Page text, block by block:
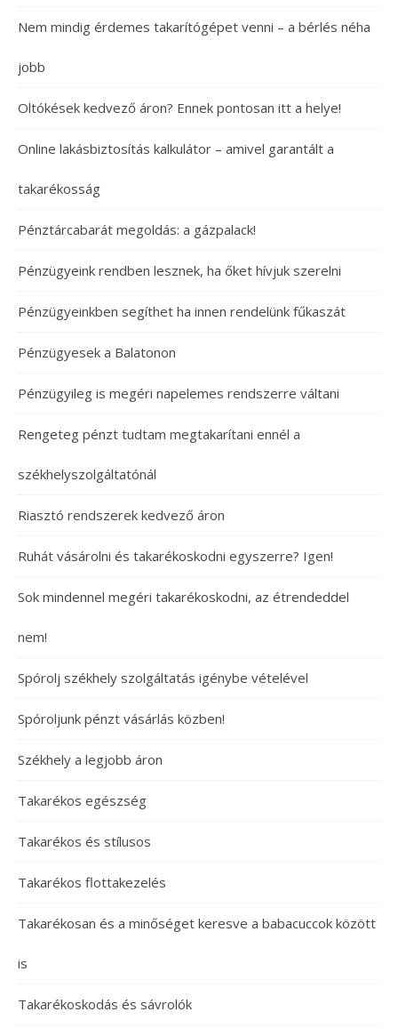
Nem mindig érdemes takarítógépet venni – a bérlés néha
jobb
Oltókések kedvező áron? Ennek pontosan itt a helye!
Online lakásbiztosítás kalkulátor – amivel garantált a
takarékosság
Pénztárcabarát megoldás: a gázpalack!
Pénzügyeink rendben lesznek, ha őket hívjuk szerelni
Pénzügyeinkben segíthet ha innen rendelünk fűkaszát
Pénzügyesek a Balatonon
Pénzügyileg is megéri napelemes rendszerre váltani
Rengeteg pénzt tudtam megtakarítani ennél a
székhelyszolgáltatónál
Riasztó rendszerek kedvező áron
Ruhát vásárolni és takarékoskodni egyszerre? Igen!
Sok mindennel megéri takarékoskodni, az étrendeddel
nem!
Spórolj székhely szolgáltatás igénybe vételével
Spóroljunk pénzt vásárlás közben!
Székhely a legjobb áron
Takarékos egészség
Takarékos és stílusos
Takarékos flottakezelés
Takarékosan és a minőséget keresve a babacuccok között
is
Takarékoskodás és sávrolók